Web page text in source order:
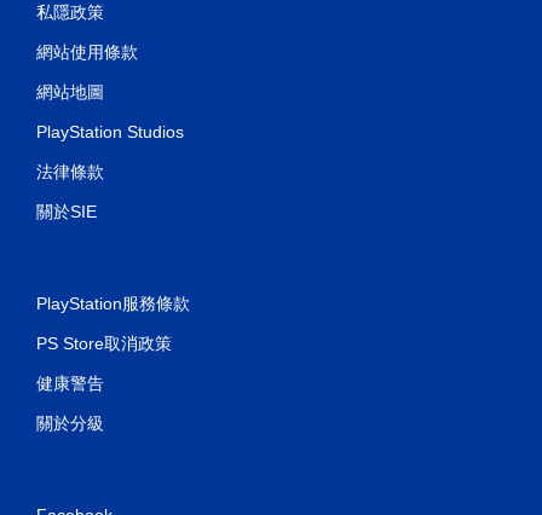
私隱政策
網站使用條款
網站地圖
PlayStation Studios
法律條款
關於SIE
PlayStation服務條款
PS Store取消政策
健康警告
關於分級